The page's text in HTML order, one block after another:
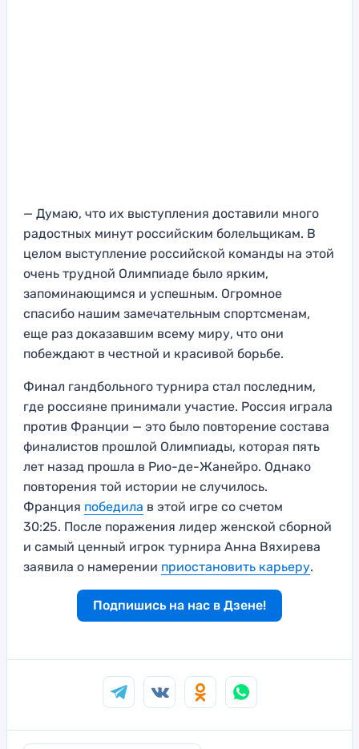
— Думаю, что их выступления доставили много
радостных минут российским болельщикам. В
целом выступление российской команды на этой
очень трудной Олимпиаде было ярким,
запоминающимся и успешным. Огромное
спасибо нашим замечательным спортсменам,
еще раз доказавшим всему миру, что они
побеждают в честной и красивой борьбе.
Финал гандбольного турнира стал последним,
где россияне принимали участие. Россия играла
против Франции — это было повторение состава
финалистов прошлой Олимпиады, которая пять
лет назад прошла в Рио-де-Жанейро. Однако
повторения той истории не случилось.
Франция победила в этой игре со счетом
30:25. После поражения лидер женской сборной
и самый ценный игрок турнира Анна Вяхирева
заявила о намерении приостановить карьеру.
Подпишись на нас в Дзене!